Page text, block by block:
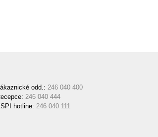
odd.: 246 040 400
246 040 444
hotline: 246 040 111